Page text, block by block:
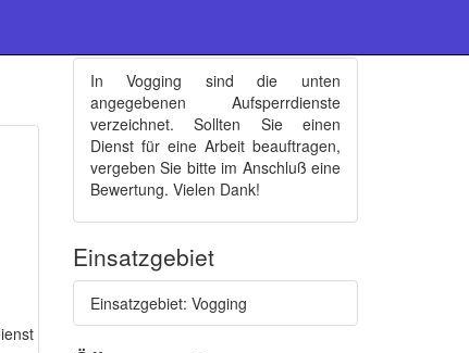
In Vogging sind die unten
angegebenen Aufsperrdienste
verzeichnet. Sollten Sie einen
Dienst für eine Arbeit beauftragen,
vergeben Sie bitte im Anschluß eine
Bewertung. Vielen Dank!
Einsatzgebiet
Einsatzgebiet: Vogging